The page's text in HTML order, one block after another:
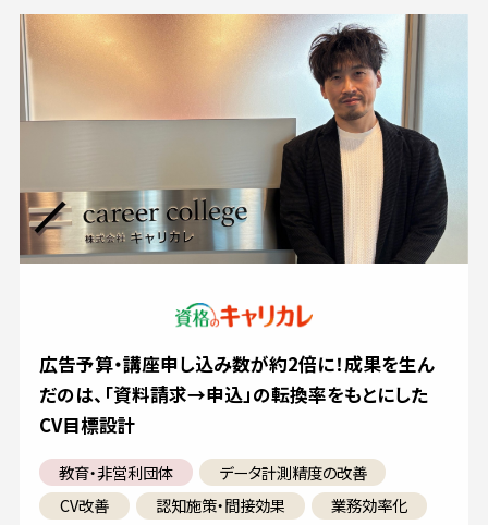
広告予算・講座申し込み数が約2倍に！成果を生ん
だのは、「資料請求→申込」の転換率をもとにした
CV目標設計
教育・非営利団体
データ計測精度の改善
CV改善
認知施策・間接効果
業務効率化